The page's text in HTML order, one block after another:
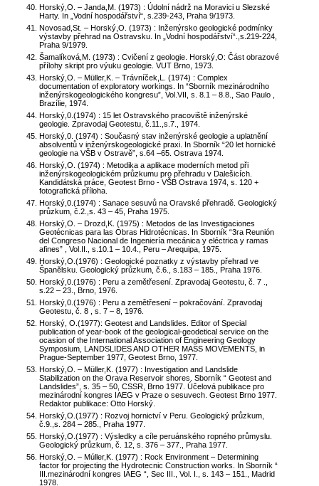
Horský,O. – Janda,M. (1973) : Údolní nádrž na Moravici u Slezské
Harty. In „Vodní hospodářství“, s.239-243, Praha 9/1973.
Novosad,St. – Horský,O. (1973) : Inženýrsko geologické podmínky
výstavby přehrad na Ostravsku. In „Vodní hospodářství“.,s.219-224,
Praha 9/1979.
Šamalíková,M. (1973) : Cvičení z geologie. Horský,O: Část obrazové
přílohy skript pro výuku geologie. VUT Brno, 1973.
Horský,O. – Müller,K. – Trávníček,L. (1974) : Complex
documentation of exploratory workings. In “Sborník mezinárodního
inženýrskogeologického kongresu”, Vol.VII, s. 8.1 – 8.8., Sao Paulo ,
Brazílie, 1974.
Horský,0.(1974) : 15 let Ostravského pracoviště inženýrské
geologie. Zpravodaj Geotestu, č.11.,s.7., 1974.
Horský,0. (1974) : Současný stav inženýrské geologie a uplatnění
absolventů v inženýrskogeologické praxi. In Sborník “20 let hornické
geologie na VŠB v Ostravě”, s.64 –65. Ostrava 1974.
Horský,O. (1974) : Metodika a aplikace moderních metod při
inženýrskogeologickém průzkumu pro přehradu v Dalešicích.
Kandidátská práce, Geotest Brno - VŠB Ostrava 1974, s. 120 +
fotografická příloha.
Horský,0.(1974) : Sanace sesuvů na Oravské přehradě. Geologický
průzkum, č.2.,s. 43 – 45, Praha 1975.
Horský,O. – Drozd,K. (1975) : Metodos de las Investigaciones
Geotécnicas para las Obras Hidrotécnicas. In Sborník “3ra Reunión
del Congreso Nacional de Ingeniería mecánica y eléctrica y ramas
afines” , Vol.II., s.10.1 – 10.4., Peru – Arequipa, 1975.
Horský,O.(1976) : Geologické poznatky z výstavby přehrad ve
Španělsku. Geologický průzkum, č.6., s.183 – 185., Praha 1976.
Horský,0.(1976) : Peru a zemětřesení. Zpravodaj Geotestu, č. 7 .,
s.22 – 23., Brno, 1976.
Horský,0.(1976) : Peru a zemětřesení – pokračování. Zpravodaj
Geotestu, č. 8 , s. 7 – 8, 1976.
Horský, O.(1977): Geotest and Landslides. Editor of Special
publication of year-book of the geological-geodetical service on the
ocasion of the International Association of Engineering Geology
Symposium, LANDSLIDES AND OTHER MASS MOVEMENTS, in
Prague-September 1977, Geotest Brno, 1977.
Horský,O. – Müller,K. (1977) : Investigation and Landslide
Stabilization on the Orava Reservoir shores. Sborník “ Geotest and
Landslides”, s. 35 – 50, CSSR, Brno 1977. Účelová publikace pro
mezinárodní kongres IAEG v Praze o sesuvech. Geotest Brno 1977.
Redaktor publikace: Otto Horský.
Horský,O.(1977) : Rozvoj hornictví v Peru. Geologický průzkum,
č.9.,s. 284 – 285., Praha 1977.
Horský,O.(1977) : Výsledky a cíle peruánského ropného průmyslu.
Geologický průzkum, č. 12, s. 376 – 377., Praha 1977.
Horský,O. – Múller,K. (1977) : Rock Environment – Determining
factor for projecting the Hydrotecnic Construction works. In Sborník “
III.mezinárodní kongres IAEG “, Sec III., Vol. I., s. 143 – 151., Madrid
1978.